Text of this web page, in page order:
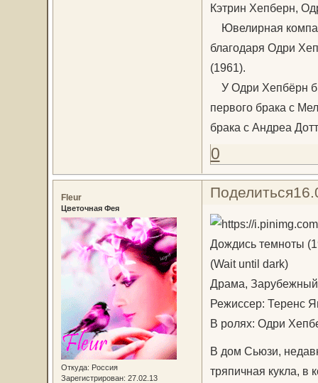
Кэтрин Хепберн,
Ювелирная
благодаря Одри
(1961).
У Одри Хепбёрн
первого брака с
брака с Андреа
0
Поделиться
Fleur
Цветочная Фея
Откуда: Россия
Зарегистрирован: 27.02.13
Дождись темноты
(Wait until dark)
Драма,
Режиссер: Теренс
В ролях: Одри
В дом Сьюзи,
тряпичная кукла, в